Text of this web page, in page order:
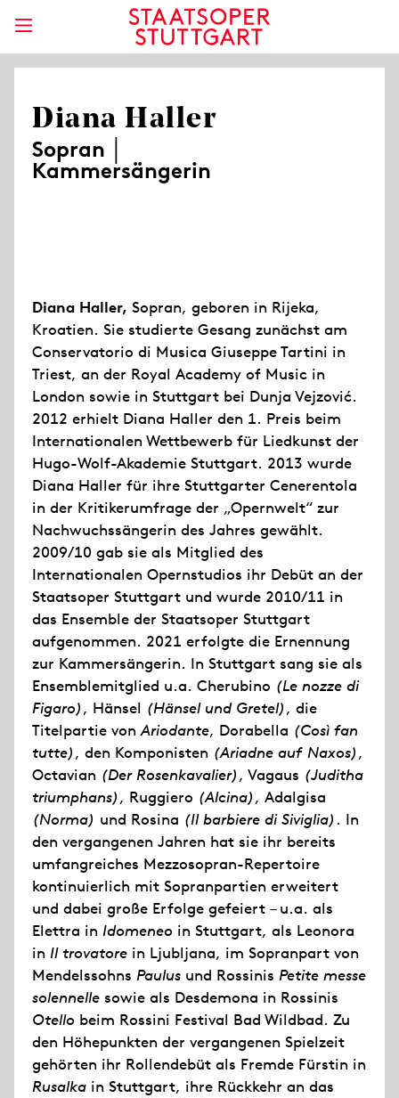
Diana Haller
Sopran │
Kammersängerin
Diana Haller, Sopran, geboren in Rijeka,
Kroatien. Sie studierte Gesang zunächst am
Conservatorio di Musica Giuseppe Tartini in
Triest, an der Royal Academy of Music in
London sowie in Stuttgart bei Dunja Vejzović.
2012 erhielt Diana Haller den 1. Preis beim
Internationalen Wettbewerb für Liedkunst der
Hugo-Wolf-Akademie Stuttgart. 2013 wurde
Diana Haller für ihre Stuttgarter Cenerentola
in der Kritikerumfrage der „Opernwelt“ zur
Nachwuchssängerin des Jahres gewählt.
2009/10 gab sie als Mitglied des
Internationalen Opernstudios ihr Debüt an der
Staatsoper Stuttgart und wurde 2010/11 in
das Ensemble der Staatsoper Stuttgart
aufgenommen. 2021 erfolgte die Ernennung
zur Kammersängerin. In Stuttgart sang sie als
Ensemblemitglied u.a. Cherubino (Le nozze di
Figaro), Hänsel (Hänsel und Gretel), die
Titelpartie vonAriodante, Dorabella (Così fan
tutte), den Komponisten (Ariadne auf Naxos),
Octavian (Der Rosenkavalier), Vagaus (Juditha
triumphans), Ruggiero (Alcina), Adalgisa
(Norma) und Rosina (Il barbiere di Siviglia) . In
den vergangenen Jahren hat sie ihr bereits
umfangreiches Mezzosopran-Repertoire
kontinuierlich mit Sopranpartien erweitert
und dabei große Erfolge gefeiert – u.a. als
Elettra in Idomeneo in Stuttgart, als Leonora
in Il trovatore in Ljubljana, im Sopranpart von
Mendelssohns Paulus und Rossinis Petite messe
solennelle sowie als Desdemona in Rossinis
Otello beim Rossini Festival Bad Wildbad. Zu
den Höhepunkten der vergangenen Spielzeit
gehörten ihr Rollendebüt als Fremde Fürstin in
Rusalka in Stuttgart, ihre Rückkehr an das